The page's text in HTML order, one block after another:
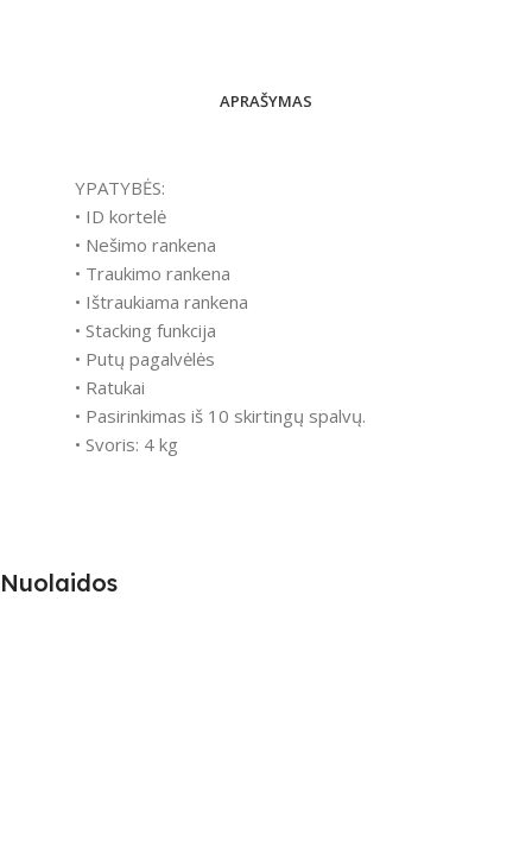
APRAŠYMAS
YPATYBĖS:
• ID kortelė
• Nešimo rankena
• Traukimo rankena
• Ištraukiama rankena
• Stacking funkcija
• Putų pagalvėlės
• Ratukai
• Pasirinkimas iš 10 skirtingų spalvų.
• Svoris: 4 kg
Nuolaidos